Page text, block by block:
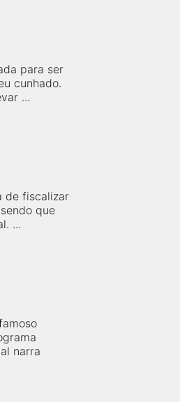
para ser
cunhado.
...
de fiscalizar
que
...
narra